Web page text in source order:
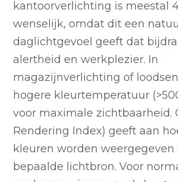
kantoorverlichting is meestal
wenselijk, omdat dit een
daglichtgevoel geeft dat
alertheid en werkplezier. In
magazijnverlichting of
hogere kleurtemperatuur
voor maximale zichtbaarheid.
Rendering Index) geeft aan
kleuren worden weergegeven
bepaalde lichtbron. Voor